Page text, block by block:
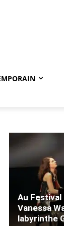
Au Festival
Vanessa
labyrinthe